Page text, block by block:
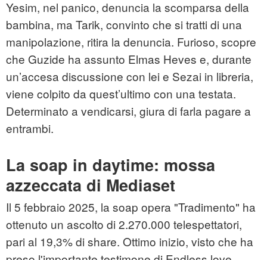
Yesim, nel panico, denuncia la scomparsa della
bambina, ma Tarik, convinto che si tratti di una
manipolazione, ritira la denuncia. Furioso, scopre
che Guzide ha assunto Elmas Heves e, durante
un’accesa discussione con lei e Sezai in libreria,
viene colpito da quest’ultimo con una testata.
Determinato a vendicarsi, giura di farla pagare a
entrambi.
La soap in daytime: mossa
azzeccata di Mediaset
Il 5 febbraio 2025, la soap opera "Tradimento" ha
ottenuto un ascolto di 2.270.000 telespettatori,
pari al 19,3% di share. Ottimo inizio, visto che ha